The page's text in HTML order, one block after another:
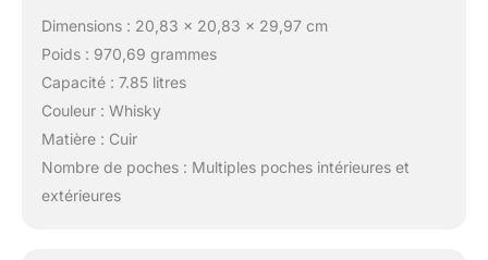
Dimensions : 20,83 x 20,83 x 29,97 cm
Poids : 970,69 grammes
Capacité : 7.85 litres
Couleur : Whisky
Matière : Cuir
Nombre de poches : Multiples poches intérieures et
extérieures